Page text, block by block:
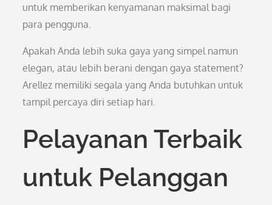
untuk memberikan kenyamanan maksimal bagi
para pengguna.
Apakah Anda lebih suka gaya yang simpel namun
elegan, atau lebih berani dengan gaya statement?
Arellez memiliki segala yang Anda butuhkan untuk
tampil percaya diri setiap hari.
Pelayanan Terbaik
untuk Pelanggan